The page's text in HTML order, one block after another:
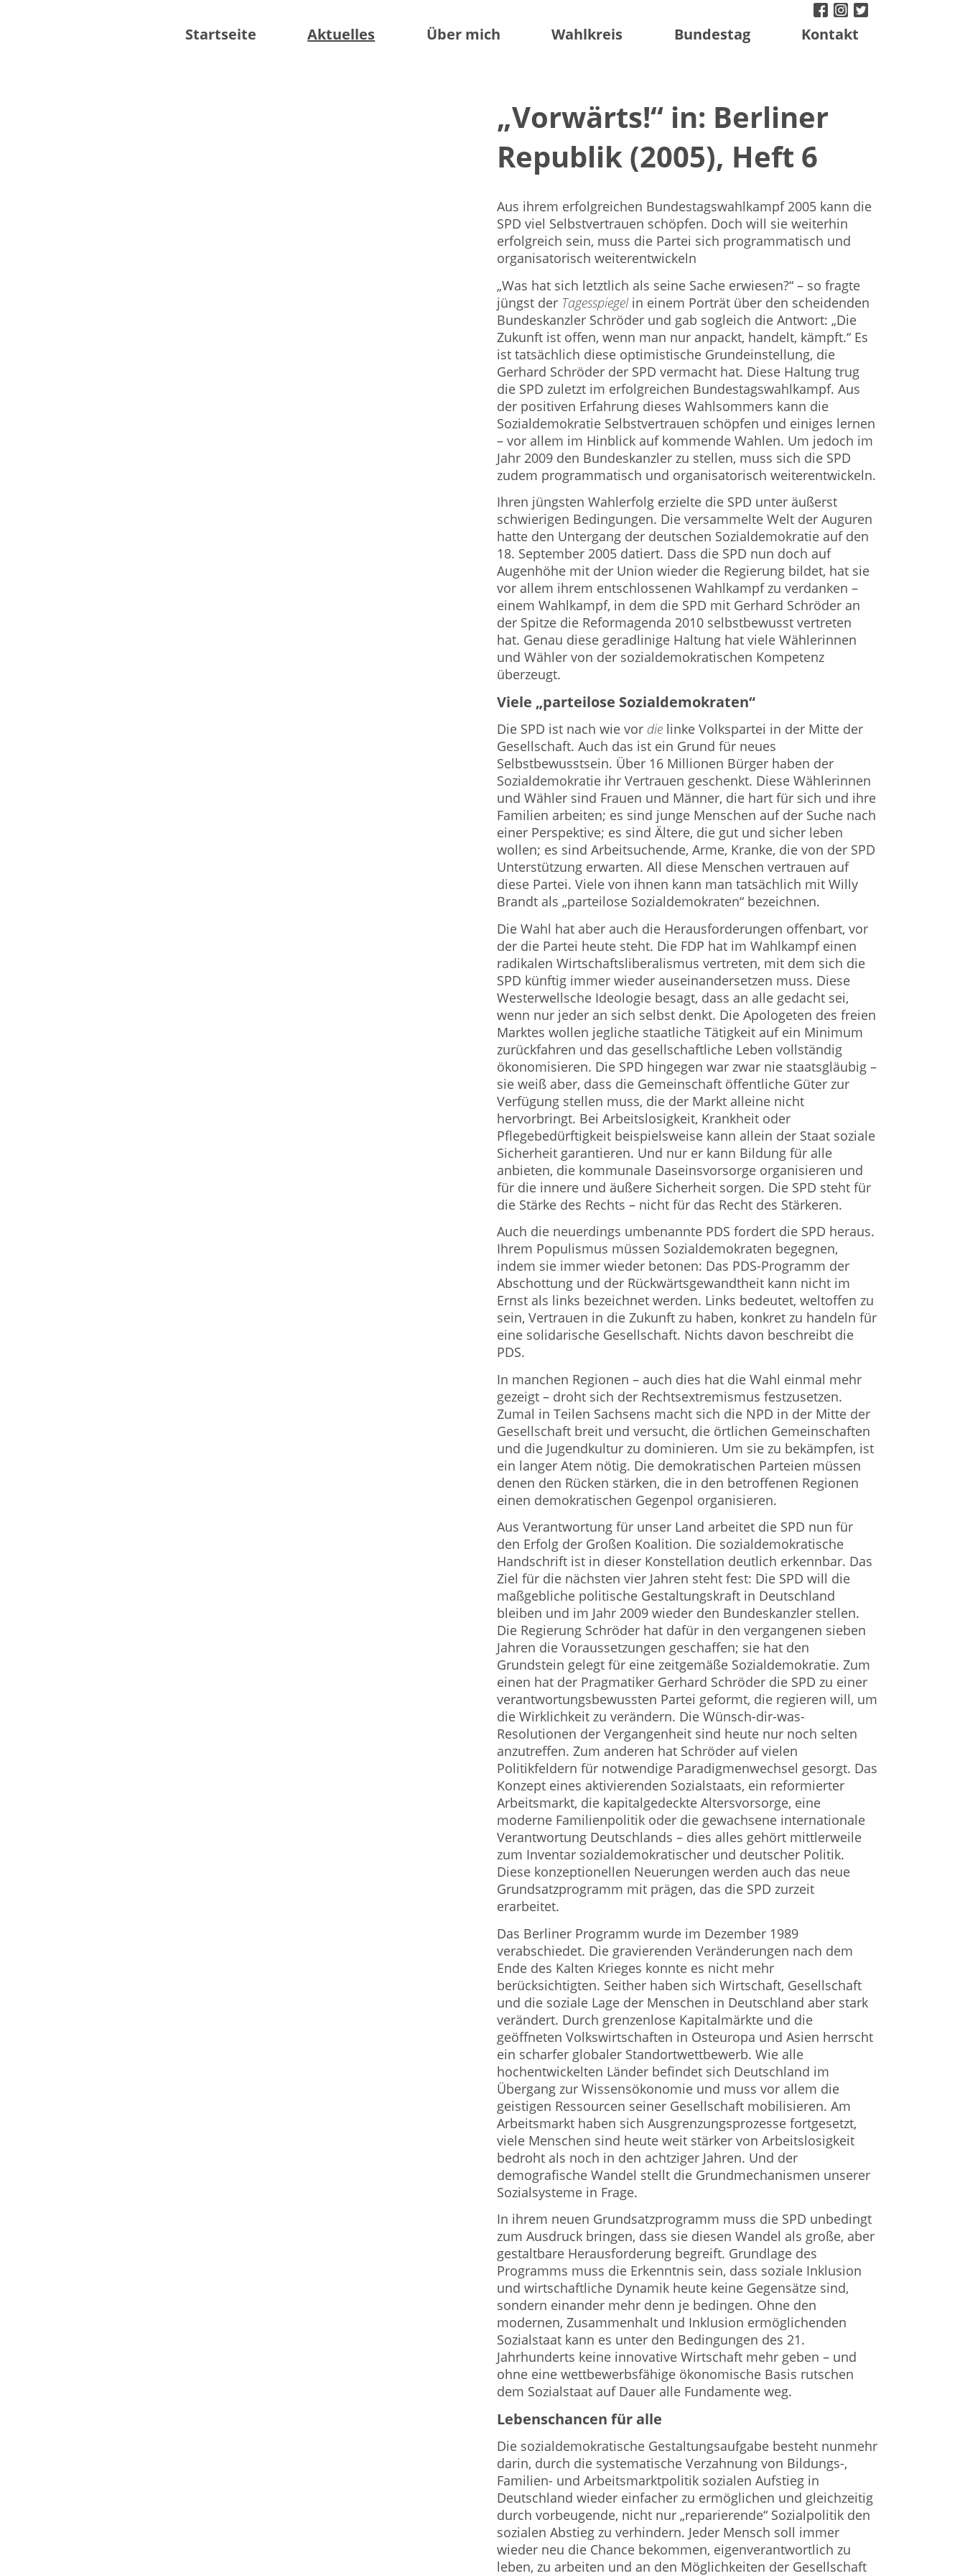
facebook
instagram
twitter
Startseite Aktuelles Über mich Wahlkreis Bundestag Kontakt
„Vorwärts!“ in: Berliner
Republik (2005), Heft 6
Aus ihrem erfolgreichen Bundestagswahlkampf 2005 kann die
SPD viel Selbstvertrauen schöpfen. Doch will sie weiterhin
erfolgreich sein, muss die Partei sich programmatisch und
organisatorisch weiterentwickeln
„Was hat sich letztlich als seine Sache erwiesen?“ – so fragte
jüngst der Tagesspiegelin einem Porträt über den scheidenden
Bundeskanzler Schröder und gab sogleich die Antwort: „Die
Zukunft ist offen, wenn man nur anpackt, handelt, kämpft.“ Es
ist tatsächlich diese optimistische Grundeinstellung, die
Gerhard Schröder der SPD vermacht hat. Diese Haltung trug
die SPD zuletzt im erfolgreichen Bundestagswahlkampf. Aus
der positiven Erfahrung dieses Wahlsommers kann die
Sozialdemokratie Selbstvertrauen schöpfen und einiges lernen
– vor allem im Hinblick auf kommende Wahlen. Um jedoch im
Jahr 2009 den Bundeskanzler zu stellen, muss sich die SPD
zudem programmatisch und organisatorisch weiterentwickeln.
Ihren jüngsten Wahlerfolg erzielte die SPD unter äußerst
schwierigen Bedingungen. Die versammelte Welt der Auguren
hatte den Untergang der deutschen Sozialdemokratie auf den
18. September 2005 datiert. Dass die SPD nun doch auf
Augenhöhe mit der Union wieder die Regierung bildet, hat sie
vor allem ihrem entschlossenen Wahlkampf zu verdanken –
einem Wahlkampf, in dem die SPD mit Gerhard Schröder an
der Spitze die Reformagenda 2010 selbstbewusst vertreten
hat. Genau diese geradlinige Haltung hat viele Wählerinnen
und Wähler von der sozialdemokratischen Kompetenz
überzeugt.
Viele „parteilose Sozialdemokraten“
Die SPD ist nach wie vor die linke Volkspartei in der Mitte der
Gesellschaft. Auch das ist ein Grund für neues
Selbstbewusstsein. Über 16 Millionen Bürger haben der
Sozialdemokratie ihr Vertrauen geschenkt. Diese Wählerinnen
und Wähler sind Frauen und Männer, die hart für sich und ihre
Familien arbeiten; es sind junge Menschen auf der Suche nach
einer Perspektive; es sind Ältere, die gut und sicher leben
wollen; es sind Arbeitsuchende, Arme, Kranke, die von der SPD
Unterstützung erwarten. All diese Menschen vertrauen auf
diese Partei. Viele von ihnen kann man tatsächlich mit Willy
Brandt als „parteilose Sozialdemokraten“ bezeichnen.
Die Wahl hat aber auch die Herausforderungen offenbart, vor
der die Partei heute steht. Die FDP hat im Wahlkampf einen
radikalen Wirtschaftsliberalismus vertreten, mit dem sich die
SPD künftig immer wieder auseinandersetzen muss. Diese
Westerwellsche Ideologie besagt, dass an alle gedacht sei,
wenn nur jeder an sich selbst denkt. Die Apologeten des freien
Marktes wollen jegliche staatliche Tätigkeit auf ein Minimum
zurückfahren und das gesellschaftliche Leben vollständig
ökonomisieren. Die SPD hingegen war zwar nie staatsgläubig –
sie weiß aber, dass die Gemeinschaft öffentliche Güter zur
Verfügung stellen muss, die der Markt alleine nicht
hervorbringt. Bei Arbeitslosigkeit, Krankheit oder
Pflegebedürftigkeit beispielsweise kann allein der Staat soziale
Sicherheit garantieren. Und nur er kann Bildung für alle
anbieten, die kommunale Daseinsvorsorge organisieren und
für die innere und äußere Sicherheit sorgen. Die SPD steht für
die Stärke des Rechts – nicht für das Recht des Stärkeren.
Auch die neuerdings umbenannte PDS fordert die SPD heraus.
Ihrem Populismus müssen Sozialdemokraten begegnen,
indem sie immer wieder betonen: Das PDS-Programm der
Abschottung und der Rückwärtsgewandtheit kann nicht im
Ernst als links bezeichnet werden. Links bedeutet, weltoffen zu
sein, Vertrauen in die Zukunft zu haben, konkret zu handeln für
eine solidarische Gesellschaft. Nichts davon beschreibt die
PDS.
In manchen Regionen – auch dies hat die Wahl einmal mehr
gezeigt – droht sich der Rechtsextremismus festzusetzen.
Zumal in Teilen Sachsens macht sich die NPD in der Mitte der
Gesellschaft breit und versucht, die örtlichen Gemeinschaften
und die Jugendkultur zu dominieren. Um sie zu bekämpfen, ist
ein langer Atem nötig. Die demokratischen Parteien müssen
denen den Rücken stärken, die in den betroffenen Regionen
einen demokratischen Gegenpol organisieren.
Aus Verantwortung für unser Land arbeitet die SPD nun für
den Erfolg der Großen Koalition. Die sozialdemokratische
Handschrift ist in dieser Konstellation deutlich erkennbar. Das
Ziel für die nächsten vier Jahren steht fest: Die SPD will die
maßgebliche politische Gestaltungskraft in Deutschland
bleiben und im Jahr 2009 wieder den Bundeskanzler stellen.
Die Regierung Schröder hat dafür in den vergangenen sieben
Jahren die Voraussetzungen geschaffen; sie hat den
Grundstein gelegt für eine zeitgemäße Sozialdemokratie. Zum
einen hat der Pragmatiker Gerhard Schröder die SPD zu einer
verantwortungsbewussten Partei geformt, die regieren will, um
die Wirklichkeit zu verändern. Die Wünsch-dir-was-
Resolutionen der Vergangenheit sind heute nur noch selten
anzutreffen. Zum anderen hat Schröder auf vielen
Politikfeldern für notwendige Paradigmenwechsel gesorgt. Das
Konzept eines aktivierenden Sozialstaats, ein reformierter
Arbeitsmarkt, die kapitalgedeckte Altersvorsorge, eine
moderne Familienpolitik oder die gewachsene internationale
Verantwortung Deutschlands – dies alles gehört mittlerweile
zum Inventar sozialdemokratischer und deutscher Politik.
Diese konzeptionellen Neuerungen werden auch das neue
Grundsatzprogramm mit prägen, das die SPD zurzeit
erarbeitet.
Das Berliner Programm wurde im Dezember 1989
verabschiedet. Die gravierenden Veränderungen nach dem
Ende des Kalten Krieges konnte es nicht mehr
berücksichtigten. Seither haben sich Wirtschaft, Gesellschaft
und die soziale Lage der Menschen in Deutschland aber stark
verändert. Durch grenzenlose Kapitalmärkte und die
geöffneten Volkswirtschaften in Osteuropa und Asien herrscht
ein scharfer globaler Standortwettbewerb. Wie alle
hochentwickelten Länder befindet sich Deutschland im
Übergang zur Wissensökonomie und muss vor allem die
geistigen Ressourcen seiner Gesellschaft mobilisieren. Am
Arbeitsmarkt haben sich Ausgrenzungsprozesse fortgesetzt,
viele Menschen sind heute weit stärker von Arbeitslosigkeit
bedroht als noch in den achtziger Jahren. Und der
demografische Wandel stellt die Grundmechanismen unserer
Sozialsysteme in Frage.
In ihrem neuen Grundsatzprogramm muss die SPD unbedingt
zum Ausdruck bringen, dass sie diesen Wandel als große, aber
gestaltbare Herausforderung begreift. Grundlage des
Programms muss die Erkenntnis sein, dass soziale Inklusion
und wirtschaftliche Dynamik heute keine Gegensätze sind,
sondern einander mehr denn je bedingen. Ohne den
modernen, Zusammenhalt und Inklusion ermöglichenden
Sozialstaat kann es unter den Bedingungen des 21.
Jahrhunderts keine innovative Wirtschaft mehr geben – und
ohne eine wettbewerbsfähige ökonomische Basis rutschen
dem Sozialstaat auf Dauer alle Fundamente weg.
Lebenschancen für alle
Die sozialdemokratische Gestaltungsaufgabe besteht nunmehr
darin, durch die systematische Verzahnung von Bildungs-,
Familien- und Arbeitsmarktpolitik sozialen Aufstieg in
Deutschland wieder einfacher zu ermöglichen und gleichzeitig
durch vorbeugende, nicht nur „reparierende“ Sozialpolitik den
sozialen Abstieg zu verhindern. Jeder Mensch soll immer
wieder neu die Chance bekommen, eigenverantwortlich zu
leben, zu arbeiten und an den Möglichkeiten der Gesellschaft